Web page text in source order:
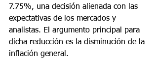
7.75%, una decisión alienada con las
expectativas de los mercados y
analistas. El argumento principal para
dicha reducción es la disminución de la
inflación general.